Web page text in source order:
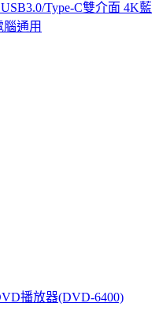
Type-C雙介面 4K藍
通用
播放器(DVD-6400)